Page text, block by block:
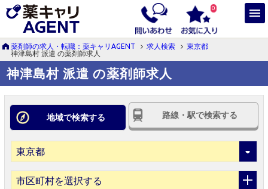
0
薬剤師の求人・転職：薬キャリAGENT 求人検索
東京都
神津島村 派遣 の薬剤師求人
神津島村 派遣 の薬剤師求人
地域で検索する 路線・駅で検索する
市区町村を選択する